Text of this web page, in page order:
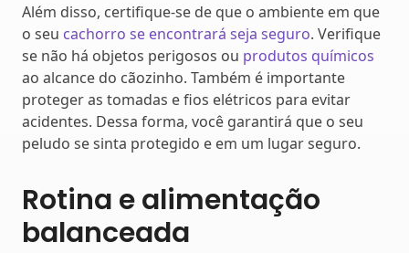
Além disso, certifique-se de que o ambiente em que
o seu cachorro se encontrará seja seguro. Verifique
se não há objetos perigosos ou produtos químicos
ao alcance do cãozinho. Também é importante
proteger as tomadas e fios elétricos para evitar
acidentes. Dessa forma, você garantirá que o seu
peludo se sinta protegido e em um lugar seguro.
Rotina e alimentação
balanceada